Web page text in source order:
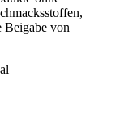
Beigabe von